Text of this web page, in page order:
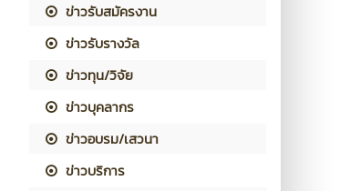
ข่าวรับสมัครงาน
ข่าวรับรางวัล
ข่าวทุน/วิจัย
ข่าวบุคลากร
ข่าวอบรม/เสวนา
ข่าวบริการ